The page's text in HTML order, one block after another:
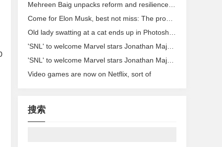
Mehreen Baig unpacks reform and resilience in the UK education system
Come for Elon Musk, best not miss: The problem with 'Muskism'
'SNL' to welcome Marvel stars Jonathan Majors and Simu Liu
'SNL' to welcome Marvel stars Jonathan Majors and Simu Liu
Video games are now on Netflix, sort of
搜索